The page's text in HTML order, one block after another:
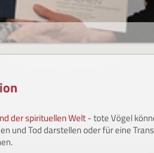
der spirituellen Welt- tote Vögel
und Toddarstellenoder für eine